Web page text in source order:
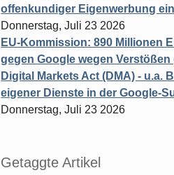
offenkundiger Eigenwerbung
Donnerstag, Juli 23 2026
EU-Kommission: 890 Millionen
gegen Google wegen Verstößen
Digital Markets Act (DMA) - u.a.
eigener Dienste in der Google-
Donnerstag, Juli 23 2026
Getaggte Artikel